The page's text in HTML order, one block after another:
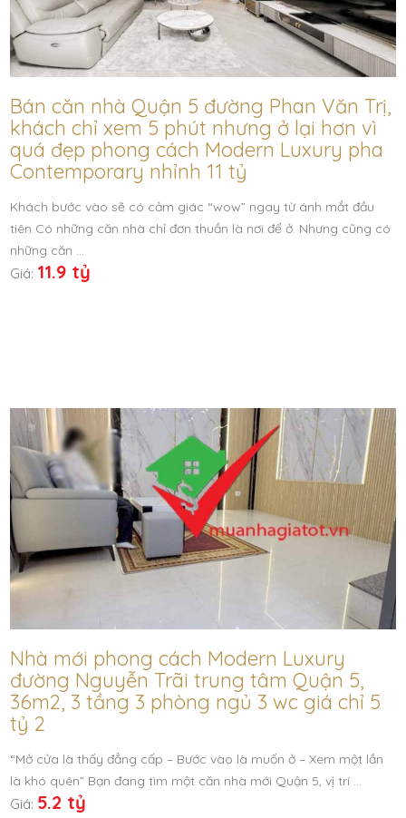
Bán căn nhà Quận 5 đường Phan Văn Trị,
khách chỉ xem 5 phút nhưng ở lại hơn vì
quá đẹp phong cách Modern Luxury pha
Contemporary nhỉnh 11 tỷ
Khách bước vào sẽ có cảm giác “wow” ngay từ ánh mắt đầu
tiên Có những căn nhà chỉ đơn thuần là nơi để ở. Nhưng cũng có
những căn …
Giá: 11.9 tỷ
Nhà mới phong cách Modern Luxury
đường Nguyễn Trãi trung tâm Quận 5,
36m2, 3 tầng 3 phòng ngủ 3 wc giá chỉ 5
tỷ 2
“Mở cửa là thấy đẳng cấp – Bước vào là muốn ở – Xem một lần
là khó quên” Bạn đang tìm một căn nhà mới Quận 5, vị trí …
Giá: 5.2 tỷ